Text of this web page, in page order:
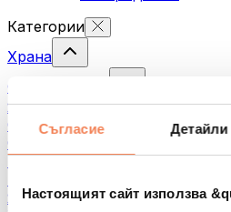
Съгласие Детайли
Настоящият сайт използва
Категории
Храна
Фитнес храна
Ядки
Семена
Спредове и кремове за мазане
Риба
Яйца